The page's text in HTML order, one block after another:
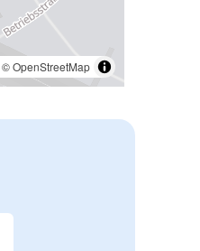
©OpenStreetMap